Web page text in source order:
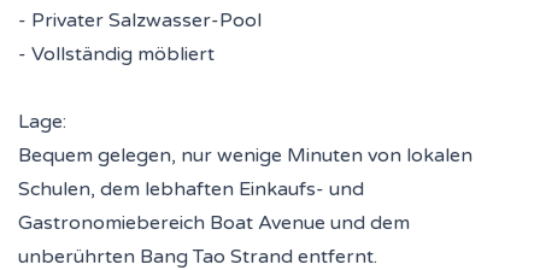
- Privater Salzwasser-Pool
- Vollständig möbliert
Lage:
Bequem gelegen, nur wenige Minuten von lokalen
Schulen, dem lebhaften Einkaufs- und
Gastronomiebereich Boat Avenue und dem
unberührten Bang Tao Strand entfernt.